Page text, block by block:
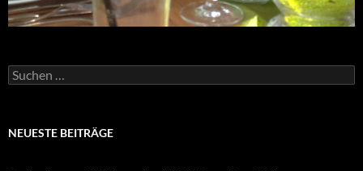
Suchen
nach:
NEUESTE BEITRÄGE